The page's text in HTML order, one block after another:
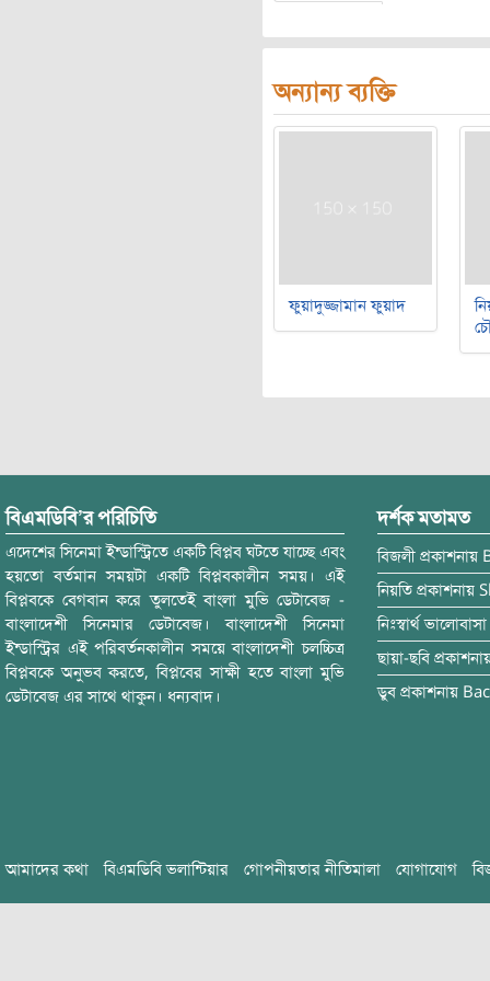
অন্যান্য ব্যক্তি
ফুয়াদুজ্জামান ফুয়াদ
বিএমডিবি’র পরিচিতি
এদেশের সিনেমা ইন্ডাস্ট্রিতে একটি বিপ্লব ঘটতে যাচ্ছে এবং
হয়তো বর্তমান সময়টা একটি বিপ্লবকালীন সময়। এই
বিপ্লবকে বেগবান করে তুলতেই বাংলা মুভি ডেটাবেজ -
বাংলাদেশী সিনেমার ডেটাবেজ। বাংলাদেশী সিনেমা
ইন্ডাস্ট্রির এই পরিবর্তনকালীন সময়ে বাংলাদেশী চলচ্চিত্র
বিপ্লবকে অনুভব করতে, বিপ্লবের সাক্ষী হতে বাংলা মুভি
ডেটাবেজ এর সাথে থাকুন। ধন্যবাদ।
দর্শক মতামত
বিজলী প্রকাশনায়
নিয়তি প্রকাশনায়
নিঃস্বার্থ ভালোবাসা
ছায়া-ছবি
ডুব প্রকাশনায়
আমাদের কথা বিএমডিবি ভলান্টিয়ার গোপনীয়তার নীতিমালা যোগাযোগ